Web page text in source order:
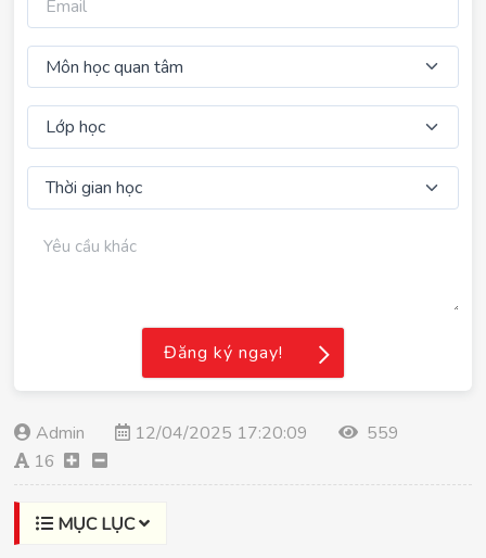
Admin 12/04/2025 17:20:09
559
16
MỤC LỤC
Đăng ký ngay!